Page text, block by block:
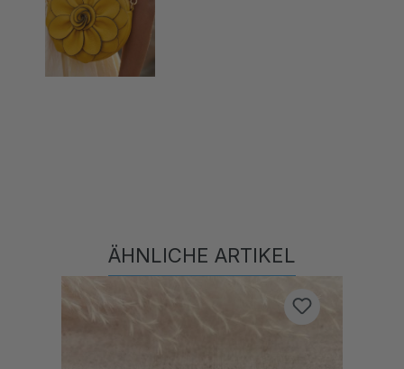
Produktgalerie überspringen